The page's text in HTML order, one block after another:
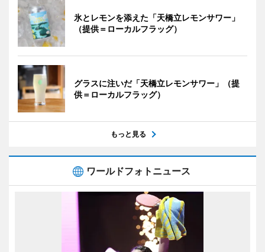
氷とレモンを添えた「天橋立レモンサワー」
（提供＝ローカルフラッグ）
グラスに注いだ「天橋立レモンサワー」（提
供＝ローカルフラッグ）
もっと見る
ワールドフォトニュース